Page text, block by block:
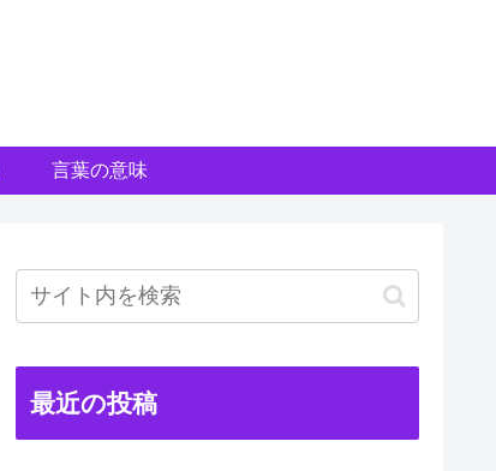
言葉の意味
最近の投稿